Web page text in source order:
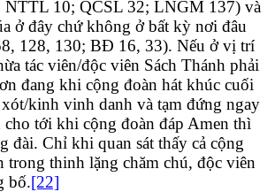
NTTL 10; QCSL 32; LNGM 137) và
ở đây chứ không ở bất kỳ nơi đâu
128, 130; BĐ 16, 33). Nếu ở vị trí
tác viên/độc viên Sách Thánh phải
đang khi cộng đoàn hát khúc cuối
kinh vinh danh và tạm đứng ngay
cho tới khi cộng đoàn đáp Amen thì
đài. Chỉ khi quan sát thấy cả cộng
trong thinh lặng chăm chú, độc viên
bố.[22]